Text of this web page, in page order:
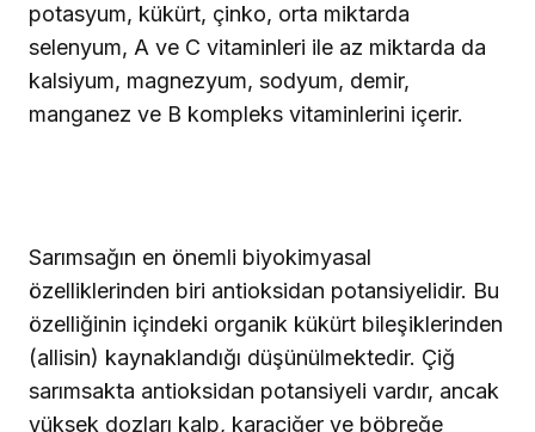
potasyum, kükürt, çinko, orta miktarda
selenyum, A ve C vitaminleri ile az miktarda da
kalsiyum, magnezyum, sodyum, demir,
manganez ve B kompleks vitaminlerini içerir.
Sarımsağın en önemli biyokimyasal
özelliklerinden biri antioksidan potansiyelidir. Bu
özelliğinin içindeki organik kükürt bileşiklerinden
(allisin) kaynaklandığı düşünülmektedir. Çiğ
sarımsakta antioksidan potansiyeli vardır, ancak
yüksek dozları kalp, karaciğer ve böbreğe